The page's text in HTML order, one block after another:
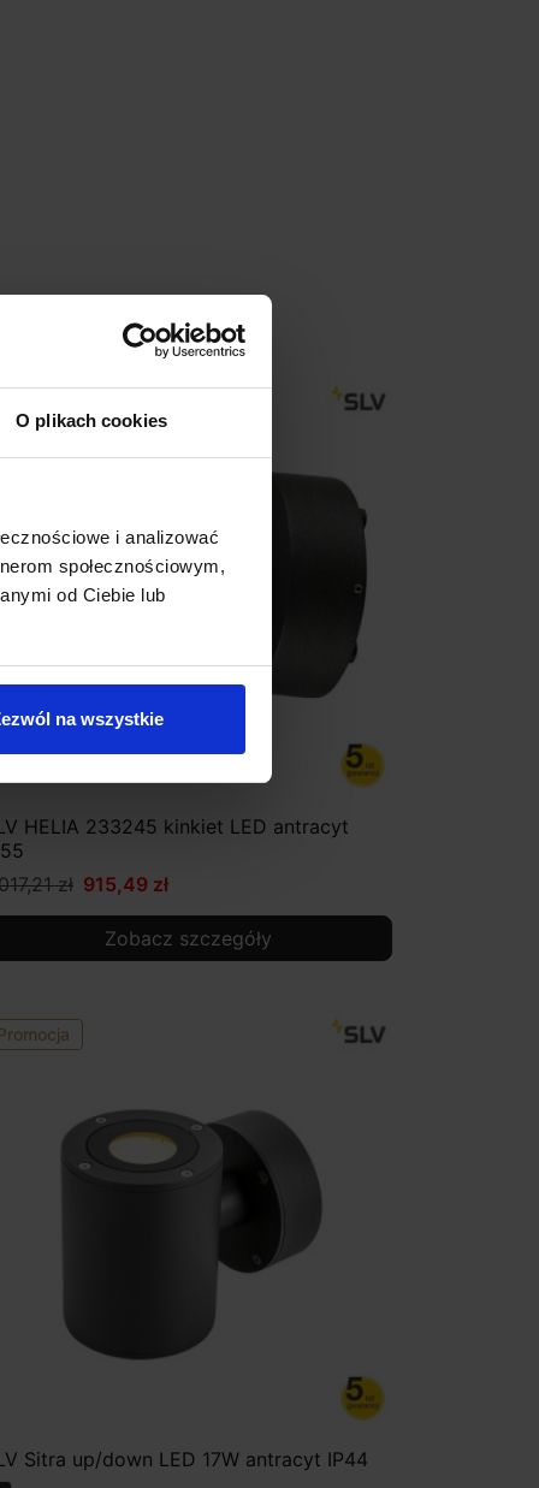
O plikach cookies
i analizować
społecznościowym,
od Ciebie lub
na wszystkie
HELIA 233245 kinkiet LED antracyt
zł 915,49 zł
Zobacz szczegóły
Sitra up/down LED 17W antracyt IP44